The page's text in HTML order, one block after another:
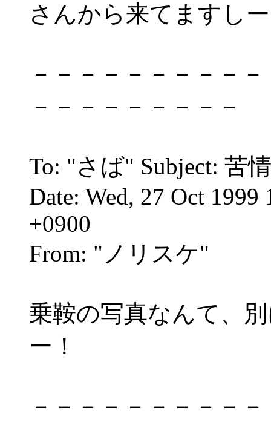
さんから来てますし
－－－－－－－－－
－－－－－－－－－
To: "さば" Subject: 苦情
Date: Wed, 27 Oct 1999
+0900
From: "ノリスケ"
乗鞍の写真なんて、
ー！
－－－－－－－－－